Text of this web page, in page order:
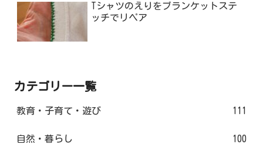
Tシャツのえりをブランケットステ
ッチでリペア
カテゴリー一覧
教育・子育て・遊び 111
自然・暮らし 100